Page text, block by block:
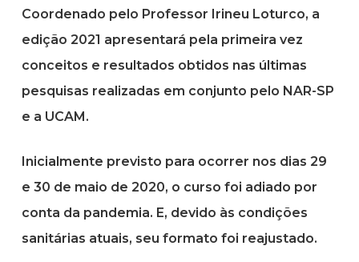
Coordenado pelo Professor Irineu Loturco, a
edição 2021 apresentará pela primeira vez
conceitos e resultados obtidos nas últimas
pesquisas realizadas em conjunto pelo NAR-SP
e a UCAM.
Inicialmente previsto para ocorrer nos dias 29
e 30 de maio de 2020, o curso foi adiado por
conta da pandemia. E, devido às condições
sanitárias atuais, seu formato foi reajustado.